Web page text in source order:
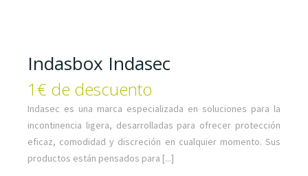
Indasbox Indasec
1€ de descuento
Indasec es una marca especializada en soluciones para la
incontinencia ligera, desarrolladas para ofrecer protección
eficaz, comodidad y discreción en cualquier momento. Sus
productos están pensados para [...]